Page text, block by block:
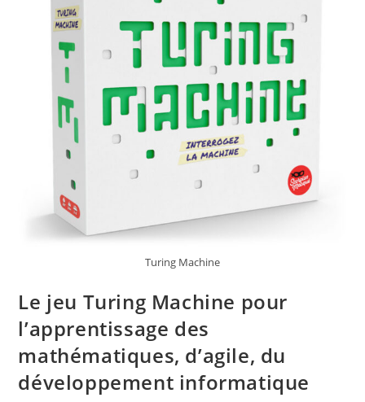
Turing Machine
Le jeu Turing Machine pour
l’apprentissage des
mathématiques, d’agile, du
développement informatique